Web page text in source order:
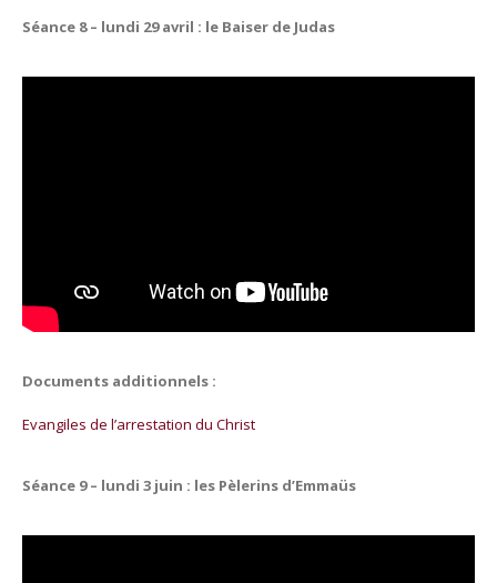
Séance 8 – lundi 29 avril : le Baiser de Judas
Documents additionnels :
Evangiles de l’arrestation du Christ
Séance 9 – lundi 3 juin : les Pèlerins d’Emmaüs